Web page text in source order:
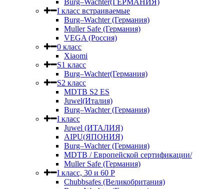
Burg–Wachter(ГЕРМАНИЯ)
I класс встраиваемые
Burg–Wachter (Германия)
Muller Safe (Германия)
VEGA (Россия)
0 класс
Xiaomi
S1 класс
Burg–Wachter(Германия)
S2 класс
MDTB S2 ES
Juwel(Италия)
Burg–Wachter (Германия)
I класс
Juwel (ИТАЛИЯ)
AIPU(ЯПОНИЯ)
Burg–Wachter (Германия)
MDTB / Европейской сертификации/
Muller Safe (Германия)
I класс, 30 и 60 P
Chubbsafes (Великобритания)